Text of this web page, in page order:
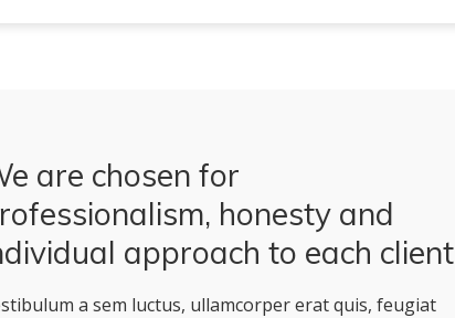
are chosen for
honesty and
approach to each client
a sem luctus, ullamcorper erat quis, feugiat